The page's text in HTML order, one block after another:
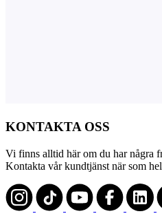
KONTAKTA OSS
Vi finns alltid här om du har några
Kontakta vår kundtjänst när som